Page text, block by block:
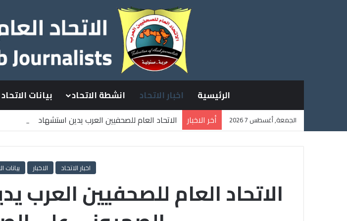
الرئيسية اخبار الاتحاد انشطة الاتحاد بيانات الاتحاد
الجمعة, أغسطس 7 2026 أخر الاخبار
الاتحاد العام للصحفيين العرب يدين استشهاد
اخبار الاتحاد الاخبار بيانات
الاتحاد العام للصحفيين العرب